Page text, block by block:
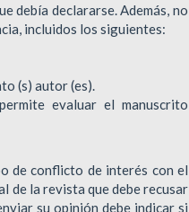
debía declararse. Además, no
incluidos los siguientes:
(s) autor (es).
evaluar el manuscrito
de conflicto de interés con el
de la revista que debe recusar
su opinión debe indicar si